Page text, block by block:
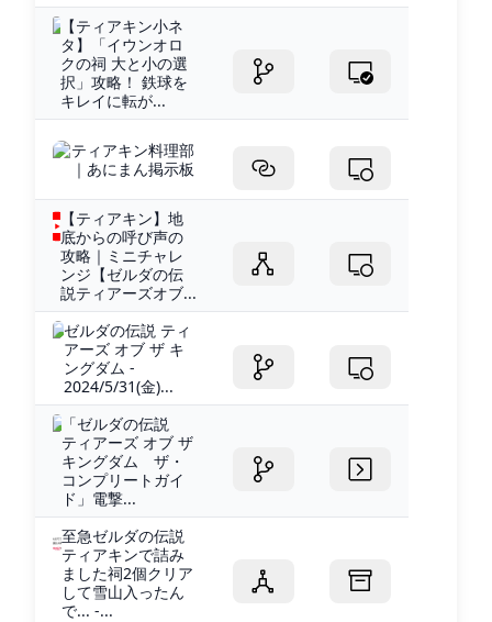
【ティアキン小ネ
タ】「イウンオロ
クの祠 大と小の選
択」攻略！ 鉄球を
キレイに転が...
ティアキン料理部
｜あにまん掲示板
【ティアキン】地
底からの呼び声の
攻略｜ミニチャレ
ンジ【ゼルダの伝
説ティアーズオブ...
ゼルダの伝説 ティ
アーズ オブ ザ キ
ングダム -
2024/5/31(金)...
「ゼルダの伝説
ティアーズ オブ ザ
キングダム ザ・
コンプリートガイ
ド」電撃...
至急ゼルダの伝説
ティアキンで詰み
ました祠2個クリア
して雪山入ったん
で... -...